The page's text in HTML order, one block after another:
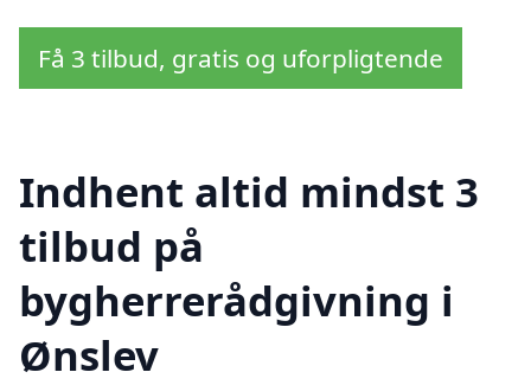
Få 3 tilbud, gratis og uforpligtende
Indhent altid mindst 3
tilbud på
bygherrerådgivning i
Ønslev